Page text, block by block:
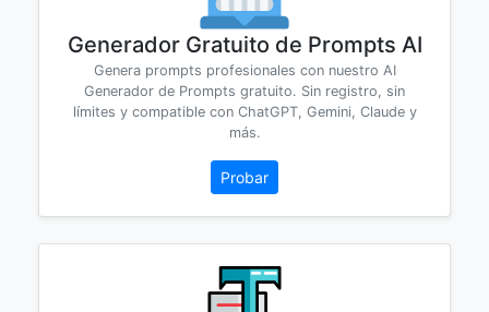
Generador Gratuito de Prompts AI
Genera prompts profesionales con nuestro AI
Generador de Prompts gratuito. Sin registro, sin
límites y compatible con ChatGPT, Gemini, Claude y
más.
Probar